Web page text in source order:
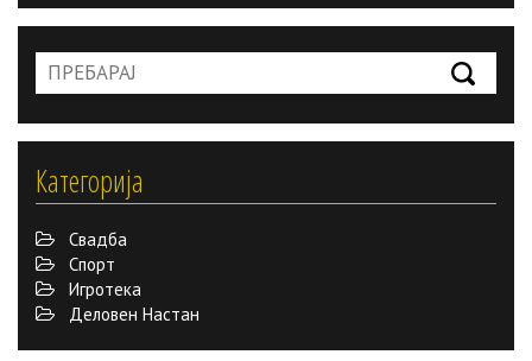
Категорија
Свадба
Спорт
Игротека
Деловен Настан